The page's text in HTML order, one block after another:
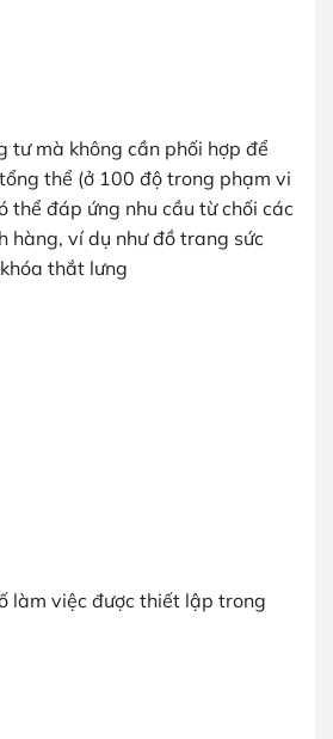
tư mà không cần phối hợp để
thể (ở 100 độ trong phạm vi
thể đáp ứng nhu cầu từ chối các
hàng, ví dụ như đồ trang sức
thắt lưng
làm việc được thiết lập trong